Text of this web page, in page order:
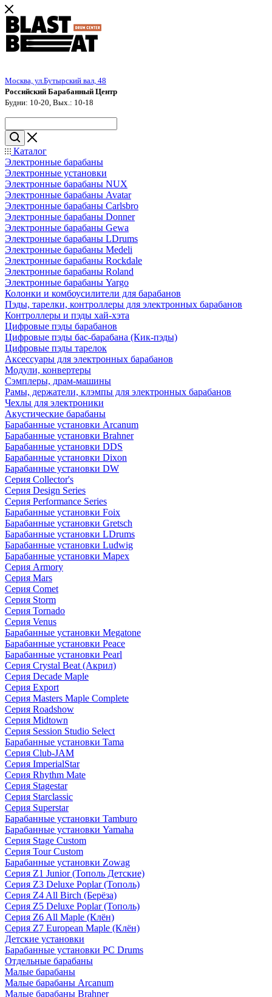
Москва, ул.Бутырский вал, 48
Российский Барабанный Центр
Будни: 10-20, Вых.: 10-18
Каталог
Электронные барабаны
Электронные установки
Электронные барабаны NUX
Электронные барабаны Avatar
Электронные барабаны Carlsbro
Электронные барабаны Donner
Электронные барабаны Gewa
Электронные барабаны LDrums
Электронные барабаны Medeli
Электронные барабаны Rockdale
Электронные барабаны Roland
Электронные барабаны Yargo
Колонки и комбоусилители для барабанов
Пэды, тарелки, контроллеры для электронных барабанов
Контроллеры и пэды хай-хэта
Цифровые пэды барабанов
Цифровые пэды бас-барабана (Кик-пэды)
Цифровые пэды тарелок
Аксессуары для электронных барабанов
Модули, конвертеры
Сэмплеры, драм-машины
Рамы, держатели, клэмпы для электронных барабанов
Чехлы для электроники
Акустические барабаны
Барабанные установки Arcanum
Барабанные установки Brahner
Барабанные установки DDS
Барабанные установки Dixon
Барабанные установки DW
Серия Collector's
Серия Design Series
Серия Performance Series
Барабанные установки Foix
Барабанные установки Gretsch
Барабанные установки LDrums
Барабанные установки Ludwig
Барабанные установки Mapex
Серия Armory
Серия Mars
Серия Comet
Серия Storm
Серия Tornado
Серия Venus
Барабанные установки Megatone
Барабанные установки Peace
Барабанные установки Pearl
Серия Crystal Beat (Акрил)
Серия Decade Maple
Серия Export
Серия Masters Maple Complete
Серия Roadshow
Серия Midtown
Серия Session Studio Select
Барабанные установки Tama
Серия Club-JAM
Серия ImperialStar
Серия Rhythm Mate
Серия Stagestar
Серия Starclassic
Серия Superstar
Барабанные установки Tamburo
Барабанные установки Yamaha
Серия Stage Custom
Серия Tour Custom
Барабанные установки Zowag
Серия Z1 Junior (Тополь Детские)
Серия Z3 Deluxe Poplar (Тополь)
Серия Z4 All Birch (Берёза)
Серия Z5 Deluxe Poplar (Тополь)
Серия Z6 All Maple (Клён)
Серия Z7 European Maple (Клён)
Детские установки
Барабанные установки PC Drums
Отдельные барабаны
Малые барабаны
Малые барабаны Arcanum
Малые барабаны Brahner